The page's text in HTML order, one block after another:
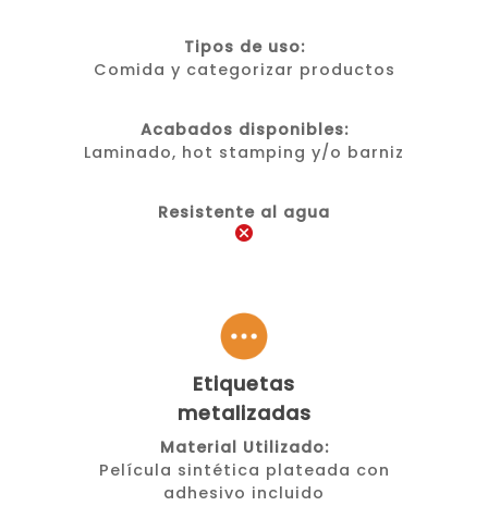
Tipos de uso:
Comida y categorizar productos
Acabados disponibles:
Laminado, hot stamping y/o barniz
Resistente al agua
Etiquetas
metalizadas
Material Utilizado:
Película sintética plateada con
adhesivo incluido